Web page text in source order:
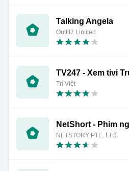
Talking Angela
Outfit7 Limited
TV247 - Xem tivi
Trí Việt
NetShort - Phim
NETSTORY PTE. LTD.